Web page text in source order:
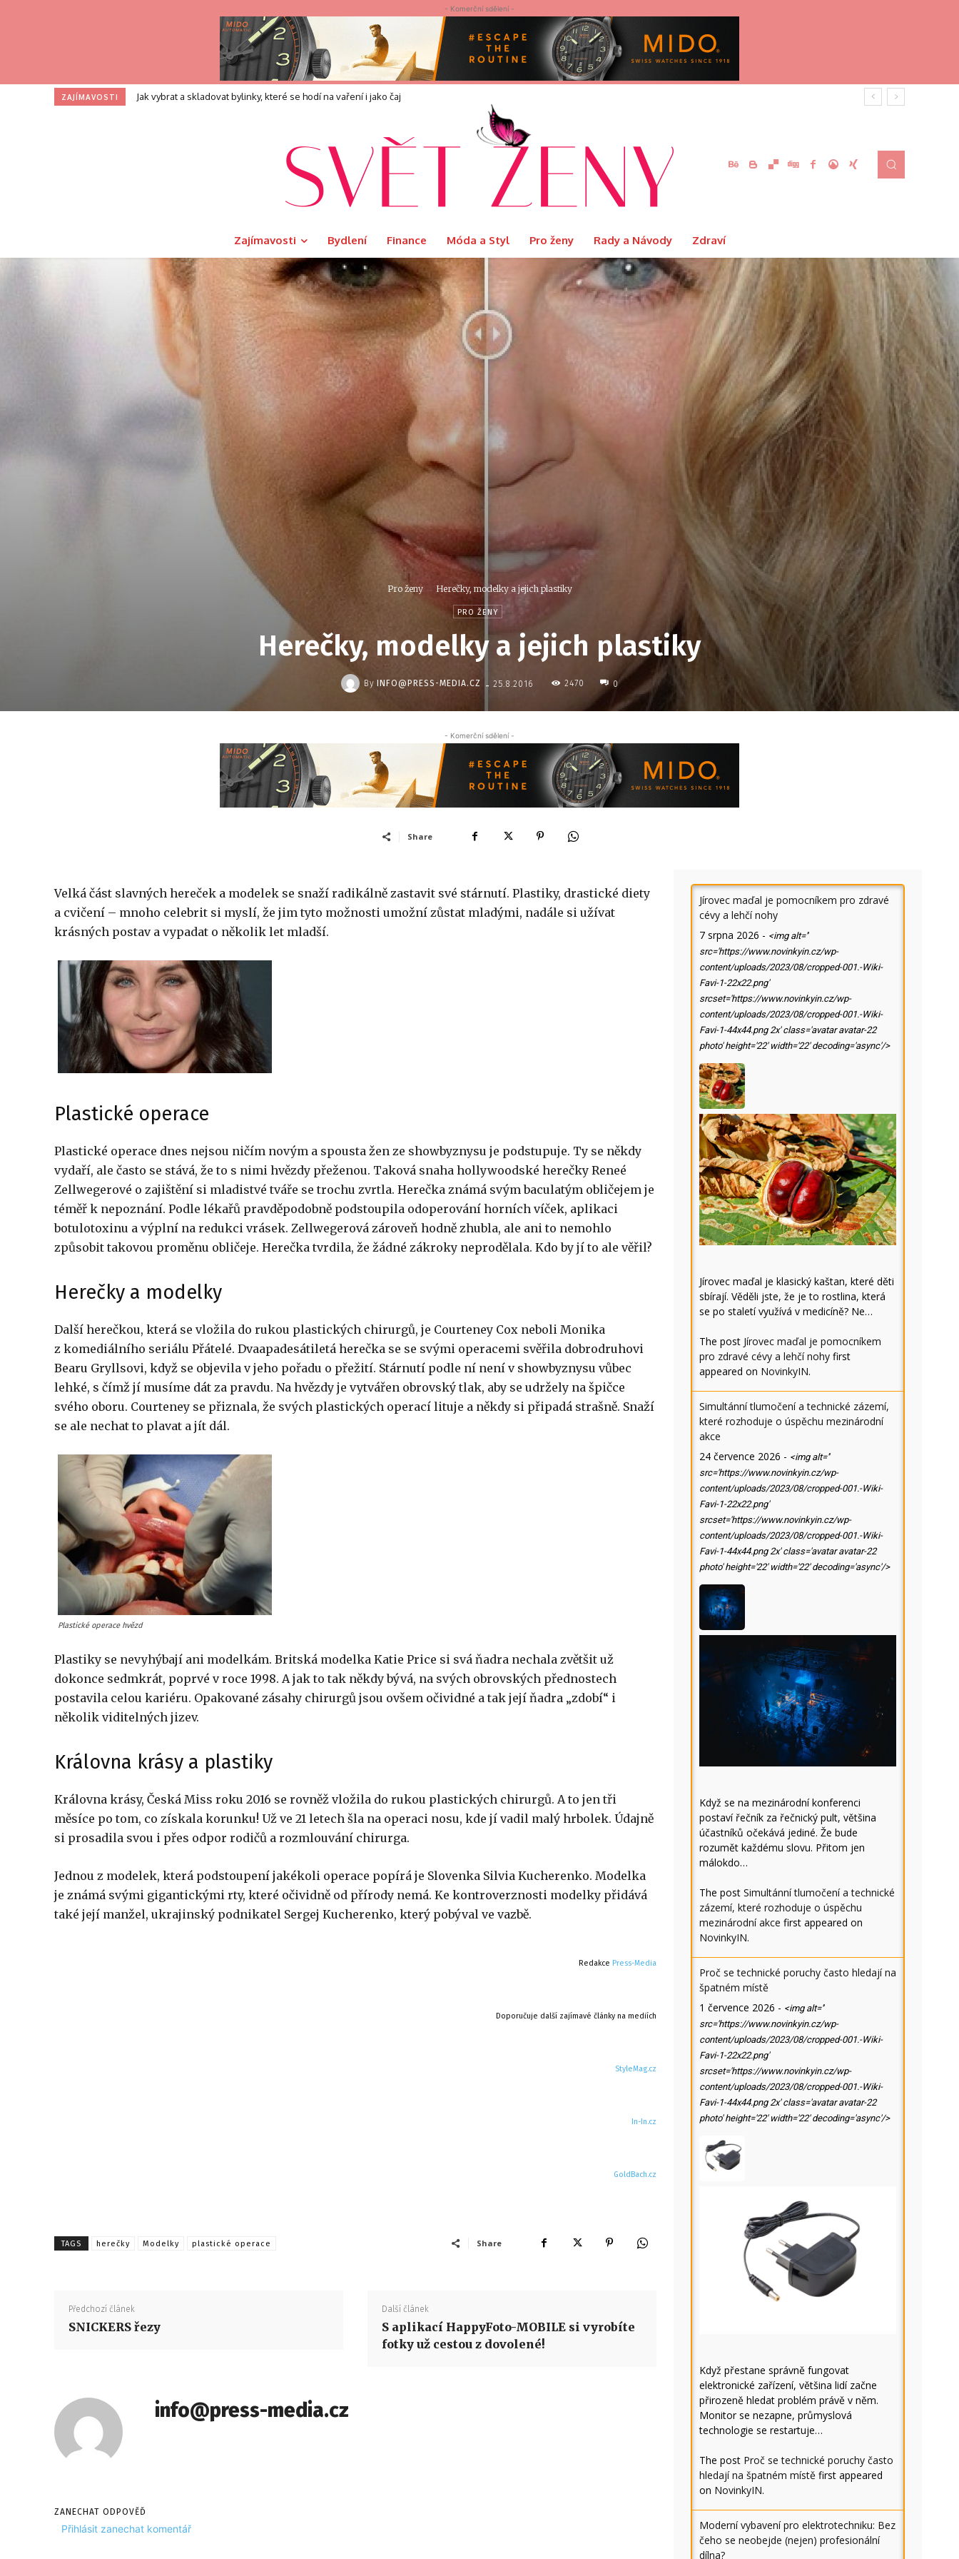
- Komerční sdělení -
ZAJÍMAVOSTI Profesní zkouška pro kouče: Co přesně přináší?
Zajímavosti Bydlení Finance Móda a Styl Pro ženy Rady a Návody Zdraví
Pro ženy Herečky, modelky a jejich plastiky
PRO ŽENY
Herečky, modelky a jejich plastiky
By INFO@PRESS-MEDIA.CZ - 25.8.2016 2470 0
- Komerční sdělení -
Share
Velká část slavných hereček a modelek se snaží radikálně zastavit své stárnutí. Plastiky, drastické diety
a cvičení – mnoho celebrit si myslí, že jim tyto možnosti umožní zůstat mladými, nadále si užívat
krásných postav a vypadat o několik let mladší.
Plastické operace
Plastické operace dnes nejsou ničím novým a spousta žen ze showbyznysu je podstupuje. Ty se někdy
vydaří, ale často se stává, že to s nimi hvězdy přeženou. Taková snaha hollywoodské herečky Reneé
Zellwegerové o zajištění si mladistvé tváře se trochu zvrtla. Herečka známá svým baculatým obličejem je
téměř k nepoznání. Podle lékařů pravděpodobně podstoupila odoperování horních víček, aplikaci
botulotoxinu a výplní na redukci vrásek. Zellwegerová zároveň hodně zhubla, ale ani to nemohlo
způsobit takovou proměnu obličeje. Herečka tvrdila, že žádné zákroky neprodělala. Kdo by jí to ale věřil?
Herečky a modelky
Další herečkou, která se vložila do rukou plastických chirurgů, je Courteney Cox neboli Monika
z komediálního seriálu Přátelé. Dvaapadesátiletá herečka se se svými operacemi svěřila dobrodruhovi
Bearu Gryllsovi, když se objevila v jeho pořadu o přežití. Stárnutí podle ní není v showbyznysu vůbec
lehké, s čímž jí musíme dát za pravdu. Na hvězdy je vytvářen obrovský tlak, aby se udržely na špičce
svého oboru. Courteney se přiznala, že svých plastických operací lituje a někdy si připadá strašně. Snaží
se ale nechat to plavat a jít dál.
Plastické operace hvězd
Plastiky se nevyhýbají ani modelkám. Britská modelka Katie Price si svá ňadra nechala zvětšit už
dokonce sedmkrát, poprvé v roce 1998. A jak to tak někdy bývá, na svých obrovských přednostech
postavila celou kariéru. Opakované zásahy chirurgů jsou ovšem očividné a tak její ňadra „zdobí“ i
několik viditelných jizev.
Královna krásy a plastiky
Královna krásy, Česká Miss roku 2016 se rovněž vložila do rukou plastických chirurgů. A to jen tři
měsíce po tom, co získala korunku! Už ve 21 letech šla na operaci nosu, kde jí vadil malý hrbolek. Údajně
si prosadila svou i přes odpor rodičů a rozmlouvání chirurga.
Jednou z modelek, která podstoupení jakékoli operace popírá je Slovenka Silvia Kucherenko. Modelka
je známá svými gigantickými rty, které očividně od přírody nemá. Ke kontroverznosti modelky přidává
také její manžel, ukrajinský podnikatel Sergej Kucherenko, který pobýval ve vazbě.
Redakce Press-Media
Doporučuje další zajímavé články na mediích
StyleMag.cz
In-In.cz
GoldBach.cz
TAGS herečky Modelky plastické operace Share
Předchozí článek
SNICKERS řezy
Další článek
S aplikací HappyFoto-MOBILE si vyrobíte
fotky už cestou z dovolené!
info@press-media.cz
ZANECHAT ODPOVĚĎ
Přihlásit zanechat komentář
Jírovec maďal je pomocníkem pro zdravé
cévy a lehčí nohy
7 srpna 2026 - <img alt=''
src='https://www.novinkyin.cz/wp-
content/uploads/2023/08/cropped-001.-Wiki-
Favi-1-22x22.png'
srcset='https://www.novinkyin.cz/wp-
content/uploads/2023/08/cropped-001.-Wiki-
Favi-1-44x44.png 2x' class='avatar avatar-22
photo' height='22' width='22' decoding='async'/>
Jírovec maďal je klasický kaštan, které děti
sbírají. Věděli jste, že je to rostlina, která
se po staletí využívá v medicíně? Ne…
The post Jírovec maďal je pomocníkem
pro zdravé cévy a lehčí nohy first
appeared on NovinkyIN.
Simultánní tlumočení a technické zázemí,
které rozhoduje o úspěchu mezinárodní
akce
24 července 2026 - <img alt=''
src='https://www.novinkyin.cz/wp-
content/uploads/2023/08/cropped-001.-Wiki-
Favi-1-22x22.png'
srcset='https://www.novinkyin.cz/wp-
content/uploads/2023/08/cropped-001.-Wiki-
Favi-1-44x44.png 2x' class='avatar avatar-22
photo' height='22' width='22' decoding='async'/>
Když se na mezinárodní konferenci
postaví řečník za řečnický pult, většina
účastníků očekává jediné. Že bude
rozumět každému slovu. Přitom jen
málokdo…
The post Simultánní tlumočení a technické
zázemí, které rozhoduje o úspěchu
mezinárodní akce first appeared on
NovinkyIN.
Proč se technické poruchy často hledají na
špatném místě
1 července 2026 - <img alt=''
src='https://www.novinkyin.cz/wp-
content/uploads/2023/08/cropped-001.-Wiki-
Favi-1-22x22.png'
srcset='https://www.novinkyin.cz/wp-
content/uploads/2023/08/cropped-001.-Wiki-
Favi-1-44x44.png 2x' class='avatar avatar-22
photo' height='22' width='22' decoding='async'/>
Když přestane správně fungovat
elektronické zařízení, většina lidí začne
přirozeně hledat problém právě v něm.
Monitor se nezapne, průmyslová
technologie se restartuje…
The post Proč se technické poruchy často
hledají na špatném místě first appeared
on NovinkyIN.
Moderní vybavení pro elektrotechniku: Bez
čeho se neobejde (nejen) profesionální
dílna?